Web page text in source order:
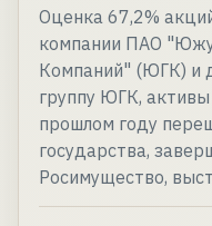
Оценка 67,2%
компании ПАО
Компаний" (ЮГК) и
группу ЮГК,
прошлом году
государства,
Росимущество,